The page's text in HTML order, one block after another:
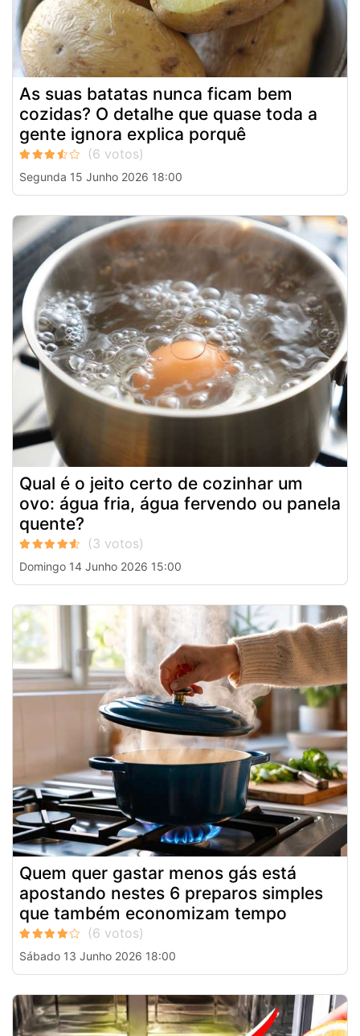
As suas batatas nunca ficam bem
cozidas? O detalhe que quase toda a
gente ignora explica porquê
Segunda 15 Junho 2026 18:00
Qual é o jeito certo de cozinhar um
ovo: água fria, água fervendo ou panela
quente?
Domingo 14 Junho 2026 15:00
Quem quer gastar menos gás está
apostando nestes 6 preparos simples
que também economizam tempo
Sábado 13 Junho 2026 18:00